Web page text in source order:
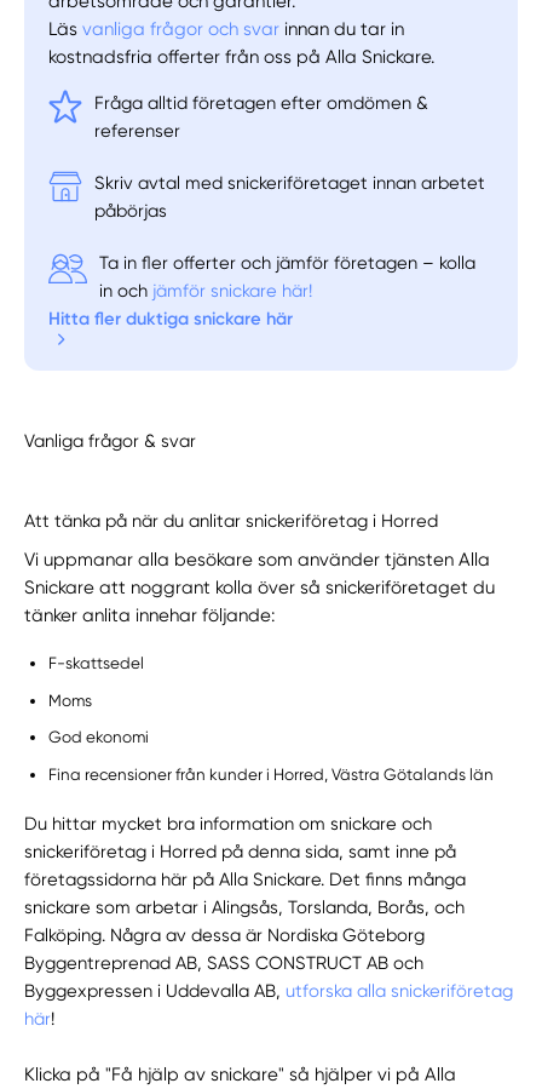
Läsvanliga frågor och svar innan du tar in
kostnadsfria offerter från oss på Alla Snickare.
Fråga alltid företagen efter omdömen &
referenser
Skriv avtal med snickeriföretaget innan arbetet
påbörjas
Ta in fler offerter och jämför företagen – kolla
in och jämför snickare här!
Hitta fler duktiga snickare här
Vanliga frågor & svar
Att tänka på när du anlitar snickeriföretag i Horred
Vi uppmanar alla besökare som använder tjänsten Alla
Snickare att noggrant kolla över så snickeriföretaget du
tänker anlita innehar följande:
F-skattsedel
Moms
God ekonomi
Fina recensioner från kunder i Horred, Västra Götalands län
Du hittar mycket bra information om snickare och
snickeriföretag i Horred på denna sida, samt inne på
företagssidorna här på Alla Snickare. Det finns många
snickare som arbetar i Alingsås, Torslanda, Borås, och
Falköping. Några av dessa är Nordiska Göteborg
Byggentreprenad AB, SASS CONSTRUCT AB och
Byggexpressen i Uddevalla AB,utforska alla snickeriföretag
här!
Klicka på "Få hjälp av snickare" så hjälper vi på Alla